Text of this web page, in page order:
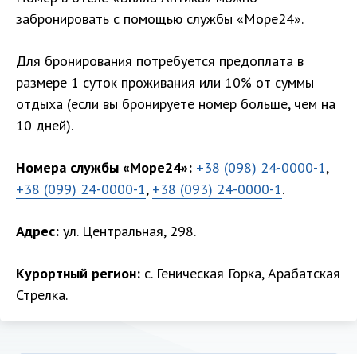
забронировать с помощью службы «Море24».
Для бронирования потребуется предоплата в
размере 1 суток проживания или 10% от суммы
отдыха (если вы бронируете номер больше, чем на
10 дней).
Номера службы «Море24»: +38 (098) 24-0000-1,
+38 (099) 24-0000-1, +38 (093) 24-0000-1.
Адрес: ул. Центральная, 298.
Курортный регион: с. Геническая Горка, Арабатская
Стрелка.